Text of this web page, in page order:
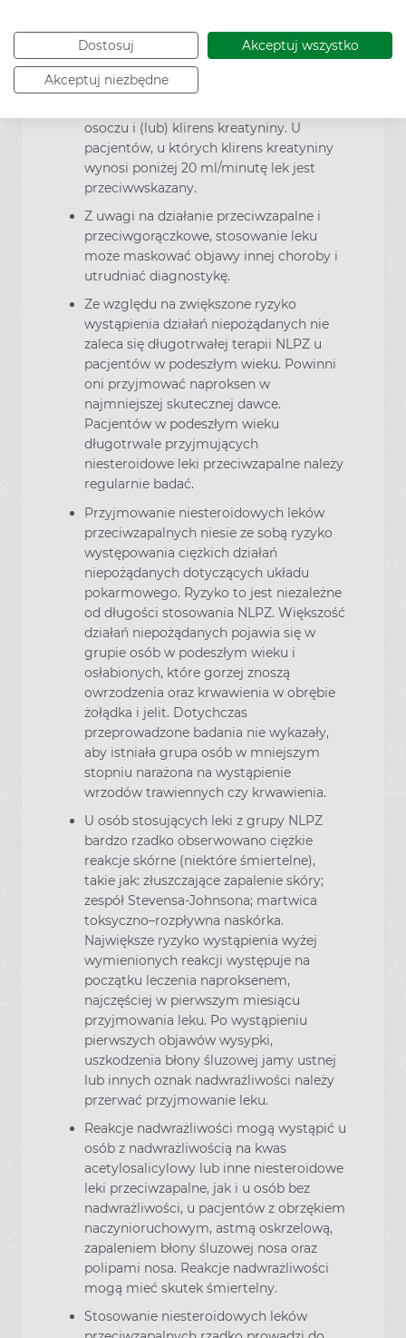
Dostosuj Akceptuj wszystko
Akceptuj niezbędne
Naproksen należy ostrożnie podawać
pacjentom z zaburzoną czynnością nerek.
U pacjentów tych należy okresowo
wykonywać badania czynnościowe nerek:
osoczu i (lub) klirens kreatyniny. U
pacjentów, u których klirens kreatyniny
wynosi poniżej 20 ml/minutę lek jest
przeciwwskazany.
Z uwagi na działanie przeciwzapalne i
przeciwgorączkowe, stosowanie leku
może maskować objawy innej choroby i
utrudniać diagnostykę.
Ze względu na zwiększone ryzyko
wystąpienia działań niepożądanych nie
zaleca się długotrwałej terapii NLPZ u
pacjentów w podeszłym wieku. Powinni
oni przyjmować naproksen w
najmniejszej skutecznej dawce.
Pacjentów w podeszłym wieku
długotrwale przyjmujących
niesteroidowe leki przeciwzapalne należy
regularnie badać.
Przyjmowanie niesteroidowych leków
przeciwzapalnych niesie ze sobą ryzyko
występowania ciężkich działań
niepożądanych dotyczących układu
pokarmowego. Ryzyko to jest niezależne
od długości stosowania NLPZ. Większość
działań niepożądanych pojawia się w
grupie osób w podeszłym wieku i
osłabionych, które gorzej znoszą
owrzodzenia oraz krwawienia w obrębie
żołądka i jelit. Dotychczas
przeprowadzone badania nie wykazały,
aby istniała grupa osób w mniejszym
stopniu narażona na wystąpienie
wrzodów trawiennych czy krwawienia.
U osób stosujących leki z grupy NLPZ
bardzo rzadko obserwowano ciężkie
reakcje skórne (niektóre śmiertelne),
takie jak: złuszczające zapalenie skóry;
zespół Stevensa-Johnsona; martwica
toksyczno–rozpływna naskórka.
Największe ryzyko wystąpienia wyżej
wymienionych reakcji występuje na
początku leczenia naproksenem,
najczęściej w pierwszym miesiącu
przyjmowania leku. Po wystąpieniu
pierwszych objawów wysypki,
uszkodzenia błony śluzowej jamy ustnej
lub innych oznak nadwrażliwości należy
przerwać przyjmowanie leku.
Reakcje nadwrażliwości mogą wystąpić u
osób z nadwrażliwością na kwas
acetylosalicylowy lub inne niesteroidowe
leki przeciwzapalne, jak i u osób bez
nadwrażliwości, u pacjentów z obrzękiem
naczynioruchowym, astmą oskrzelową,
zapaleniem błony śluzowej nosa oraz
polipami nosa. Reakcje nadwrażliwości
mogą mieć skutek śmiertelny.
Stosowanie niesteroidowych leków